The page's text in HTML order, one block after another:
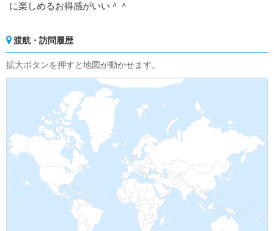
に楽しめるお得感がいい＾＾
渡航・訪問履歴
拡大ボタンを押すと地図が動かせます。